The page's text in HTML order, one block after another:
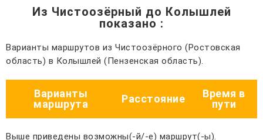
Из Чистоозёрный до Колышлей
показано :
Варианты маршрутов из Чистоозёрного (Ростовская
область) в Колышлей (Пензенская область).
Варианты
маршрута
Расстояние
Время в
пути
Выше приведены возможны(-й/-е) маршрут(-ы).